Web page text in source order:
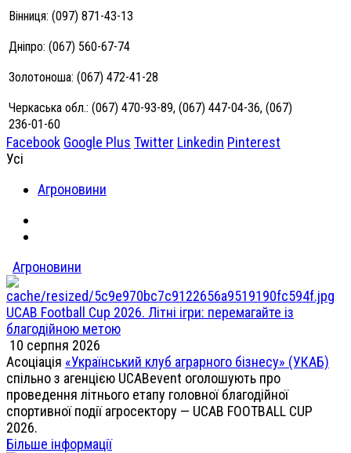
Вінниця: (097) 871-43-13
Дніпро: (067) 560-67-74
Золотоноша: (067) 472-41-28
Черкаська обл.: (067) 470-93-89, (067) 447-04-36, (067)
236-01-60
Facebook Google Plus Twitter Linkedin Pinterest
Усі
Агроновини
Агроновини
UCAB Football Cup 2026. Літні ігри: перемагайте із
благодійною метою
10 серпня 2026
Асоціація «Український клуб аграрного бізнесу» (УКАБ)
спільно з агенцією UCABevent оголошують про
проведення літнього етапу головної благодійної
спортивної події агросектору — UCAB FOOTBALL CUP
2026.
Більше інформації